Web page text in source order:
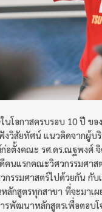
นโอกาสครบรอบ 10 ปี
วิสัยทัศน์ แนวคิดจากผู้บ
อตั้งคณะ รศ.ดร.ณฐพงศ์
แรกคณะวิศวกรรมศาส
รรมศาสตร์ไปด้วยกัน กั
ลักสูตรทุกสาขา ที่จะมา
รพัฒนาหลักสูตรเพื่อตอบ